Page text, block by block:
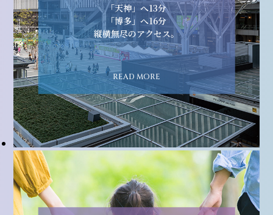
「天神」へ13分
「博多」へ16分
縦横無尽のアクセス。
READ MORE